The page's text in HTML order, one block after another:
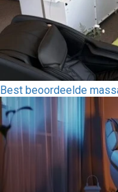
Best beoordeelde